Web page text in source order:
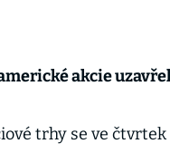
akcie
trhy se ve